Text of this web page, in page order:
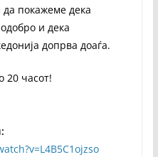
покажеме дека
и дека
допрва доаѓа.
20 часот!